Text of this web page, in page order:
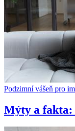
Podzimní vášeň pro
Mýty a fakta: